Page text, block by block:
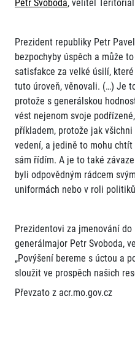
Petr Svoboda, velitel
Prezident republiky Petr
bezpochyby úspěch a může
satisfakce za velké úsilí,
tuto úroveň, věnovali. (…) Je
protože s generálskou
vést nejenom svoje
příkladem, protože jak
vedení, a jedině to mohu
sám řídím. A je to také
byli odpovědným rádcem
uniformách nebo v roli
Prezidentovi za jmenování do
generálmajor Petr Svoboda,
„Povýšení bereme s úctou a
sloužit ve prospěch našich
Převzato z acr.mo.gov.cz